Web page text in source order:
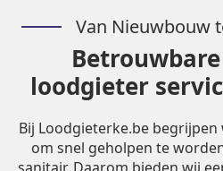
Van Nieuwbouw
loodgieter
Bij Loodgieterke.be
om snel geholpen te